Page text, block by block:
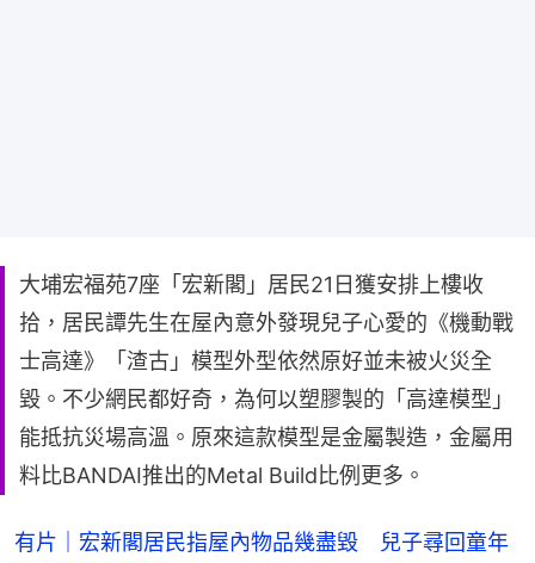
大埔宏福苑7座「宏新閣」居民21日獲安排上樓收
拾，居民譚先生在屋內意外發現兒子心愛的《機動戰
士高達》「渣古」模型外型依然原好並未被火災全
毀。不少網民都好奇，為何以塑膠製的「高達模型」
能抵抗災場高溫。原來這款模型是金屬製造，金屬用
料比BANDAI推出的Metal Build比例更多。
有片｜宏新閣居民指屋內物品幾盡毀 兒子尋回童年